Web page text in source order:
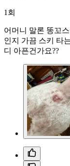
1회
어머니 말론 똥꼬
인지 가끔 스키 타
디 아픈건가요??